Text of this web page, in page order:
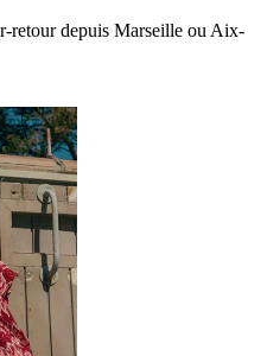
retour depuis Marseille ou Aix-